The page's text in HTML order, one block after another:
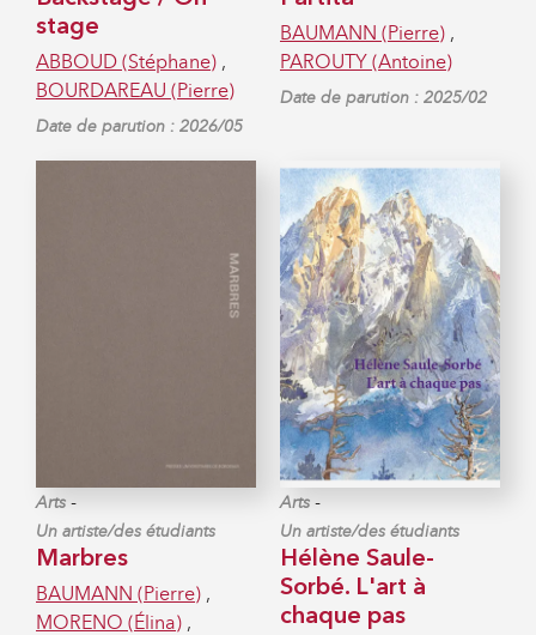
stage
ABBOUD (Stéphane) ,
BOURDAREAU (Pierre)
Date de parution : 2026/05
BAUMANN (Pierre) ,
PAROUTY (Antoine)
Date de parution : 2025/02
Arts -
Un artiste/des étudiants
Marbres
BAUMANN (Pierre) ,
MORENO (Élina) ,
Arts -
Un artiste/des étudiants
Hélène Saule-
Sorbé. L'art à
chaque pas